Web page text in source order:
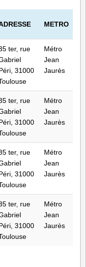
METRO
ter, rue
31000
Métro
Jean
Jaurès
ter, rue
31000
Métro
Jean
Jaurès
ter, rue
31000
Métro
Jean
Jaurès
ter, rue
31000
Métro
Jean
Jaurès